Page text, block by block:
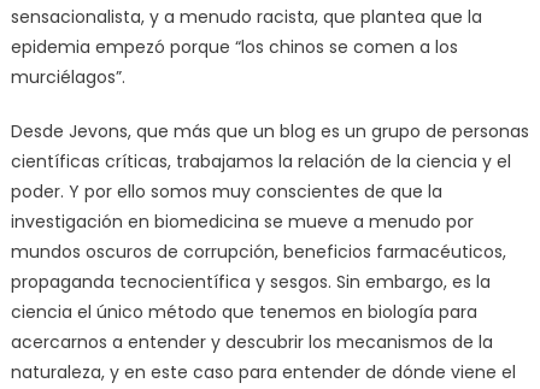
sensacionalista, y a menudo racista, que plantea que la
epidemia empezó porque “los chinos se comen a los
murciélagos”.
Desde Jevons, que más que un blog es un grupo de personas
científicas críticas, trabajamos la relación de la ciencia y el
poder. Y por ello somos muy conscientes de que la
investigación en biomedicina se mueve a menudo por
mundos oscuros de corrupción, beneficios farmacéuticos,
propaganda tecnocientífica y sesgos. Sin embargo, es la
ciencia el único método que tenemos en biología para
acercarnos a entender y descubrir los mecanismos de la
naturaleza, y en este caso para entender de dónde viene el